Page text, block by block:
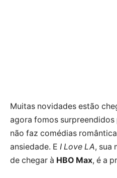
Muitas novidades estão
agora fomos surpreendidos
não faz comédias
ansiedade. E I Love LA, sua
de chegar à HBO Max, é a